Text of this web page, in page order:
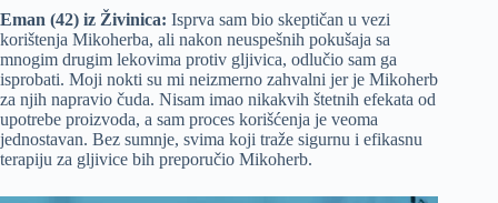
Eman (42) iz Živinica: Isprva sam bio skeptičan u vezi
korištenja Mikoherba, ali nakon neuspešnih pokušaja sa
mnogim drugim lekovima protiv gljivica, odlučio sam ga
isprobati. Moji nokti su mi neizmerno zahvalni jer je Mikoherb
za njih napravio čuda. Nisam imao nikakvih štetnih efekata od
upotrebe proizvoda, a sam proces korišćenja je veoma
jednostavan. Bez sumnje, svima koji traže sigurnu i efikasnu
terapiju za gljivice bih preporučio Mikoherb.